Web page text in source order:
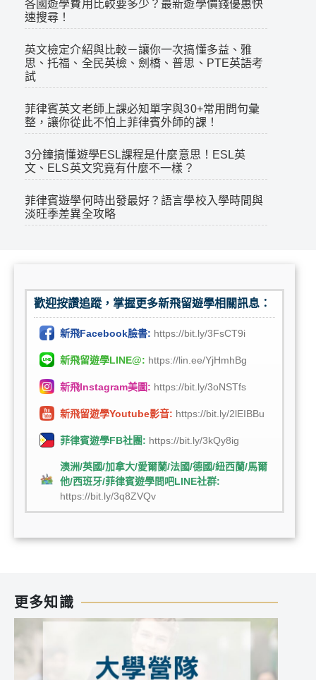
各國遊學費用比較要多少？最新遊學價錢優惠快
速搜尋！
英文檢定介紹與比較－讓你一次搞懂多益、雅
思、托福、全民英檢、劍橋、普思、PTE英語考
試
菲律賓英文老師上課必知單字與30+常用問句彙
整，讓你從此不怕上菲律賓外師的課！
3分鐘搞懂遊學ESL課程是什麼意思！ESL英
文、ELS英文究竟有什麼不一樣？
菲律賓遊學何時出發最好？語言學校入學時間與
淡旺季差異全攻略
歡迎按讚追蹤，掌握更多新飛留遊學相關訊息：
新飛Facebook臉書: https://bit.ly/3FsCT9i
新飛留遊學LINE@: https://lin.ee/YjHmhBg
新飛Instagram美圖: https://bit.ly/3oNSTfs
新飛留遊學Youtube影音: https://bit.ly/2lEIBBu
菲律賓遊學FB社團: https://bit.ly/3kQy8ig
澳洲/英國/加拿大/愛爾蘭/法國/德國/紐西蘭/馬爾
他/西班牙/菲律賓遊學問吧LINE社群:
https://bit.ly/3q8ZVQv
更多知識